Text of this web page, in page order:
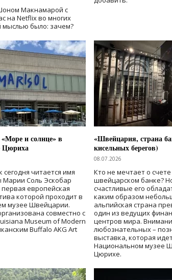
Макнамарой с
на Netflix во многих
мыслью было: зачем?
и солнце» в
Цюриха
сегодня читается имя
Марии Соль Эскобар
первая европейская
которой проходит в
музее Швейцарии.
совместно с
Museum of Modern
Buffalo AKG Art
«Швейцария, страна
кисельных берегов)
08.07.2026
Кто не мечтает о счете
швейцарском банке?
счастливые его
каким образом
альпийская страна
один из ведущих
центров мира.
любознательных –
выставка, которая
Национальном музее
Цюрихе.